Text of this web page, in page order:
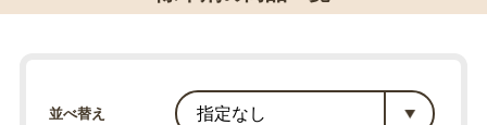
並べ替え